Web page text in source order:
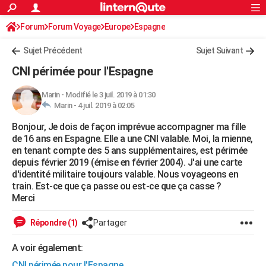
ACTUALITÉS
Politique
Société
Faits Divers
Education
Monde
Villes
+
FINANCE
Retraite
Impôts
Epargne
Immobilier
Risques naturels par ville
Banque
Assurance
Crédit
AUTO
Essais
Réserver un essai
Citadines
Berlines
SUV
Forum auto
+HIGH-TECH
Mobiles
Meilleur smartphone
Internet
Ordinateurs
Jeux vidéo
Guide high-tech
+BRICOLAGE
Forum
Aménagement intérieur
Extérieur
Cuisine
Salle de bains
Jardinage
Rangement
WEEK-END
Art de vivre
Bien-être
Loisirs
Mode
Modes de vie
Alimentation
Guide de la santé
Maladies
Médicaments
Sommeil
S'inscrire
Connexion
Forum Forum Voyage Europe Espagne
Sujet Précédent Sujet Suivant
CNI périmée pour l'Espagne
Marin- Modifié le 3 juil. 2019 à 01:30
Marin - 4 juil. 2019 à 02:05
Bonjour, Je dois de façon imprévue accompagner ma fille
de 16 ans en Espagne. Elle a une CNI valable. Moi, la mienne,
en tenant compte des 5 ans supplémentaires, est périmée
depuis février 2019 (émise en février 2004). J'ai une carte
d'identité militaire toujours valable. Nous voyageons en
train. Est-ce que ça passe ou est-ce que ça casse ?
Merci
Répondre (1) Partager
A voir également: